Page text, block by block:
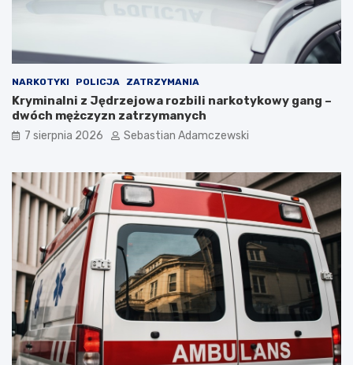
NARKOTYKI POLICJA ZATRZYMANIA
Kryminalni z Jędrzejowa rozbili narkotykowy gang –
dwóch mężczyzn zatrzymanych
7 sierpnia 2026 Sebastian Adamczewski